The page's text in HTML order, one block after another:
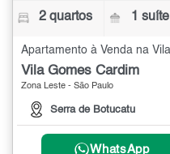
2 quartos 1 suíte
Vila Gomes Cardim
Zona Leste - São Paulo
Serra de Botucatu
WhatsApp